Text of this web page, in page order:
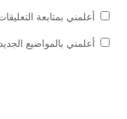
أعلمني بمتابعة
أعلمني بالمواضيع